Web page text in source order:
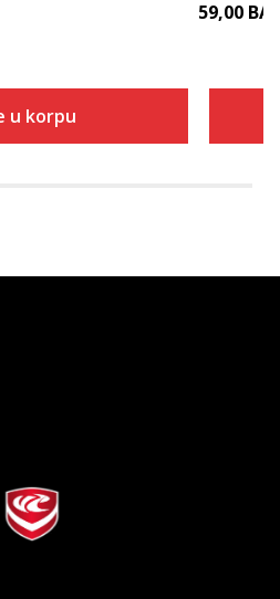
u korpu
59,00